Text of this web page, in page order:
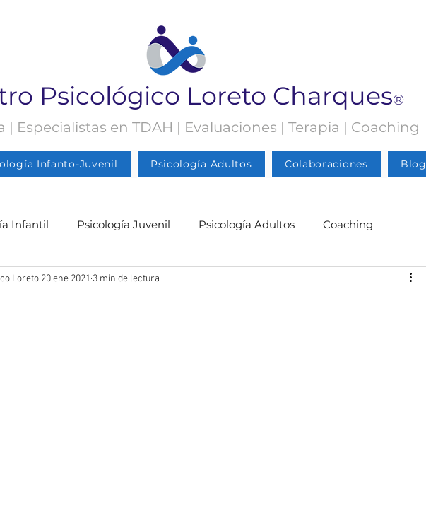
Psicológico Loreto Charques®
| Especialistas en TDAH | Evaluaciones | Terapia | Coaching
Infanto-Juvenil Psicología Adultos Colaboraciones Blog
Infantil Psicología Juvenil Psicología Adultos Coaching
Juvenil Psicología
Loreto 20 ene 2021 3 min de lectura